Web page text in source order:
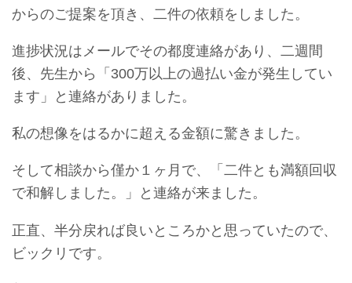
からのご提案を頂き、二件の依頼をしました。
進捗状況はメールでその都度連絡があり、二週間
後、先生から「300万以上の過払い金が発生してい
ます」と連絡がありました。
私の想像をはるかに超える金額に驚きました。
そして相談から僅か１ヶ月で、「二件とも満額回収
で和解しました。」と連絡が来ました。
正直、半分戻れば良いところかと思っていたので、
ビックリです。